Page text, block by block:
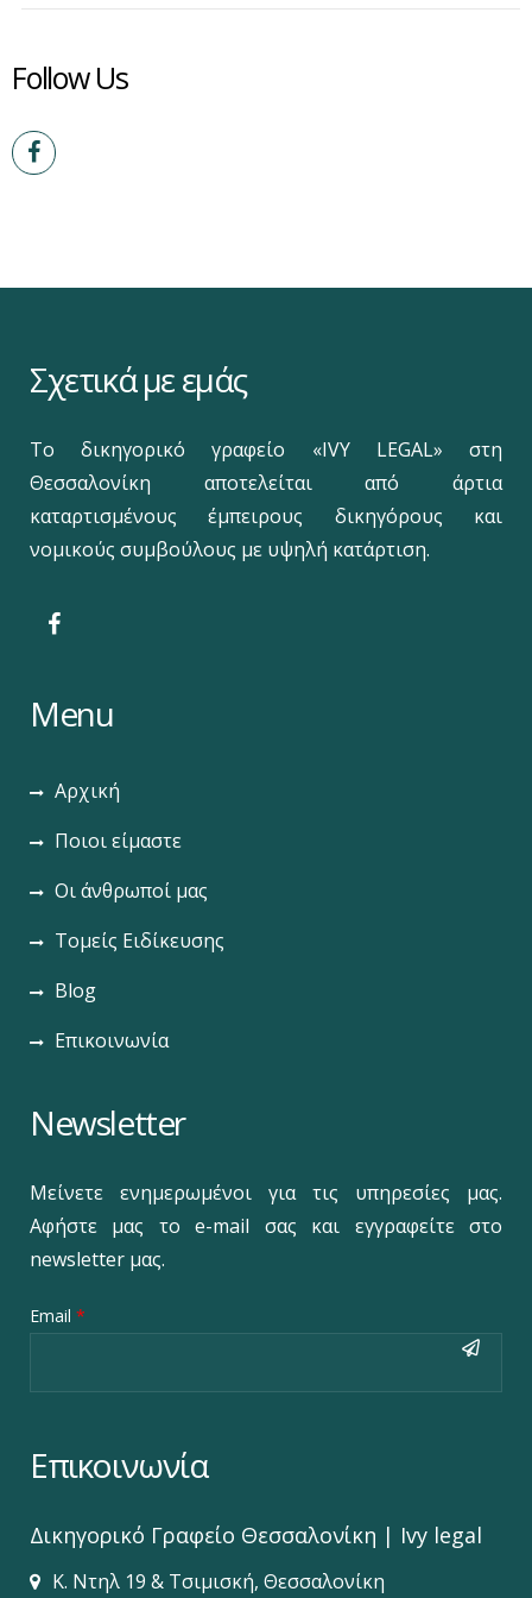
Follow Us
Σχετικά με εμάς
Το δικηγορικό γραφείο «IVY LEGAL» στη
Θεσσαλονίκη αποτελείται από άρτια
καταρτισμένους έμπειρους δικηγόρους και
νομικούς συμβούλους με υψηλή κατάρτιση.
Menu
Αρχική
Ποιοι είμαστε
Οι άνθρωποί μας
Τομείς Ειδίκευσης
Blog
Επικοινωνία
Newsletter
Μείνετε ενημερωμένοι για τις υπηρεσίες μας.
Αφήστε μας το e-mail σας και εγγραφείτε στο
newsletter μας.
Email *
Επικοινωνία
Δικηγορικό Γραφείο‎ Θεσσαλονίκη | Ivy legal
Κ. Ντηλ 19 & Τσιμισκή, Θεσσαλονίκη